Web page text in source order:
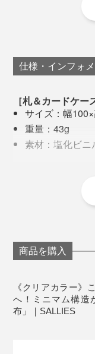
大人になってジ
暖かくなったら白
使おうと、2個目の
仕様・インフォ
［札＆カードケー
サイズ：幅
重量：43g
素材：塩化ビ
サイズ：幅60×
生産：日本
※素材の特性上、表面
す。気温によって硬さに
商品を購入
《クリアカラー》
へ！ミニマム構造
布」｜SALLIES